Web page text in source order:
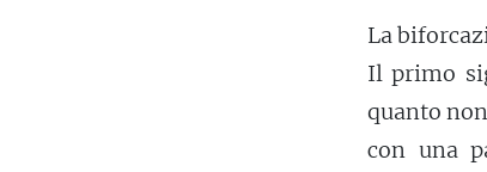
La
Il primo
quanto
con una